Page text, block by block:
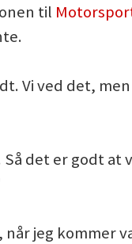
til
Vi ved det,
Så det er godt
jeg kommer